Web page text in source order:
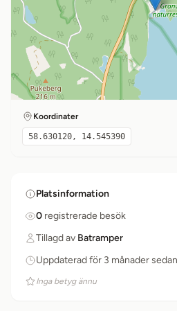
Koordinater
58.630120, 14.545390
Platsinformation
0 registrerade besök
Tillagd av Batramper
Uppdaterad för 3 månader sedan
Inga betyg ännu